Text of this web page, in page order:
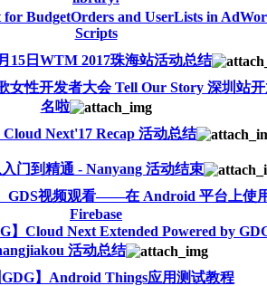
BudgetOrders and UserLists in
Scripts
15日WTM 2017珠海站活动总结
歌女性开发者大会 Tell Our Story 深圳站
名啦
Cloud Next'17 Recap 活动总结
门到精通 - Nanyang 活动结束
GDS视频观看——在 Android 平台上使
Firebase
】Cloud Next Extended Powered by
活动总结
GDG】Android Things应用测试教程